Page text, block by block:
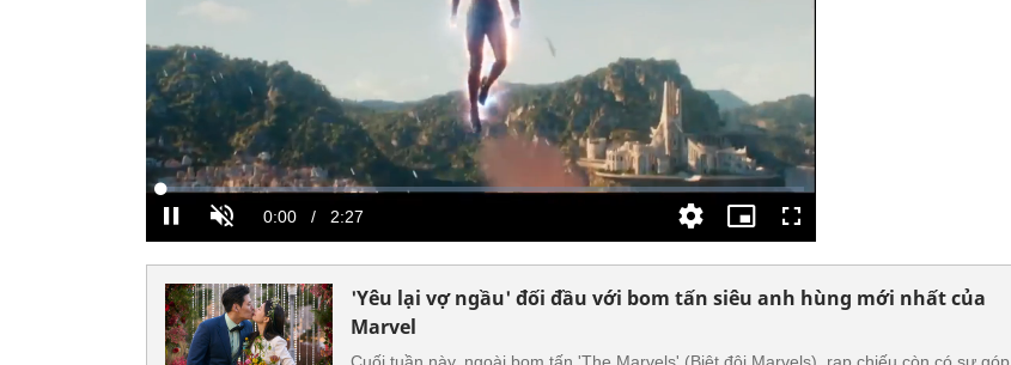
'Yêu lại vợ ngầu' đối đầu với bom tấn siêu anh hùng mới nhất của
Marvel